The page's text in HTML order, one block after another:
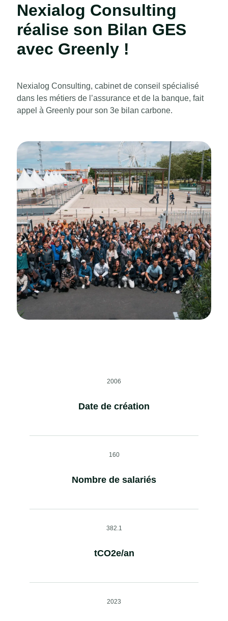
Nexialog Consulting
réalise son Bilan GES
avec Greenly !
Nexialog Consulting, cabinet de conseil spécialisé
dans les métiers de l’assurance et de la banque, fait
appel à Greenly pour son 3e bilan carbone.
2006
Date de création
160
Nombre de salariés
382.1
tCO2e/an
2023